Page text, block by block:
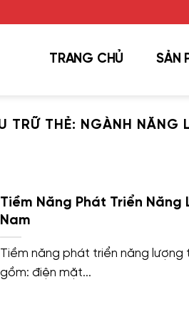
TRANG CHỦ SẢN
TRỮ THẺ: NGÀNH NĂNG
Tiềm Năng Phát Triển Năng
Nam
Tiềm năng phát triển năng
gồm: điện mặt...